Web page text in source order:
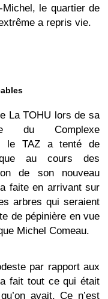
Michel, le quartier de
a repris vie.
La TOHU lors de sa
du Complexe
le TAZ a tenté de
au cours des
de son nouveau
faite en arrivant sur
arbres qui seraient
de pépinière en vue
Michel Comeau.
par rapport aux
fait tout ce qui était
avait. Ce n’est